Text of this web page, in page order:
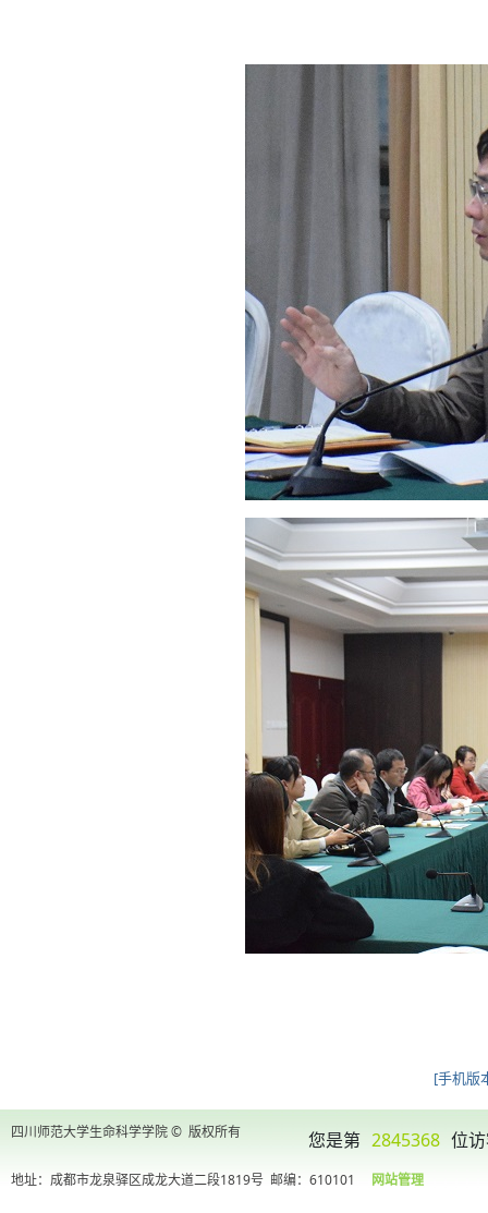
[手机版
四川师范大学生命科学学院 © 版权所有
地址：成都市龙泉驿区成龙大道二段1819号 邮编：610101 网站管理
您是第 2845368 位